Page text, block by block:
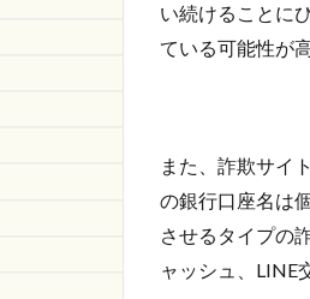
い続けることに
ている可能性が
また、詐欺サイ
の銀行口座名は
させるタイプの
ャッシュ、LINE